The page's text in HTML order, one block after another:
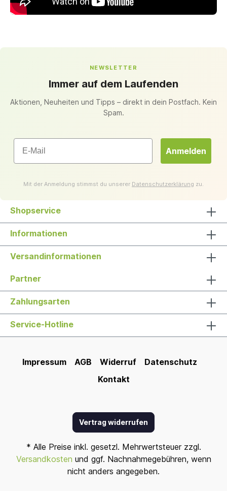
NEWSLETTER
Immer auf dem Laufenden
Aktionen, Neuheiten und Tipps – direkt in dein Postfach. Kein
Spam.
Email
Anmelden
Mit der Anmeldung stimmst du unserer Datenschutzerklärung zu.
Shopservice
Informationen
Versandinformationen
Partner
Zahlungsarten
Service-Hotline
Impressum AGB Widerruf
Datenschutz
Kontakt
Vertrag widerrufen
* Alle Preise inkl. gesetzl. Mehrwertsteuer zzgl.
Versandkosten und ggf. Nachnahmegebühren, wenn
nicht anders angegeben.